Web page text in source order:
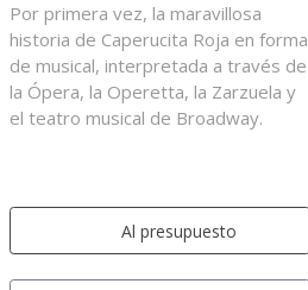
Por primera vez, la maravillosa
historia de Caperucita Roja en forma
de musical, interpretada a través de
la Ópera, la Operetta, la Zarzuela y
el teatro musical de Broadway.
Al presupuesto